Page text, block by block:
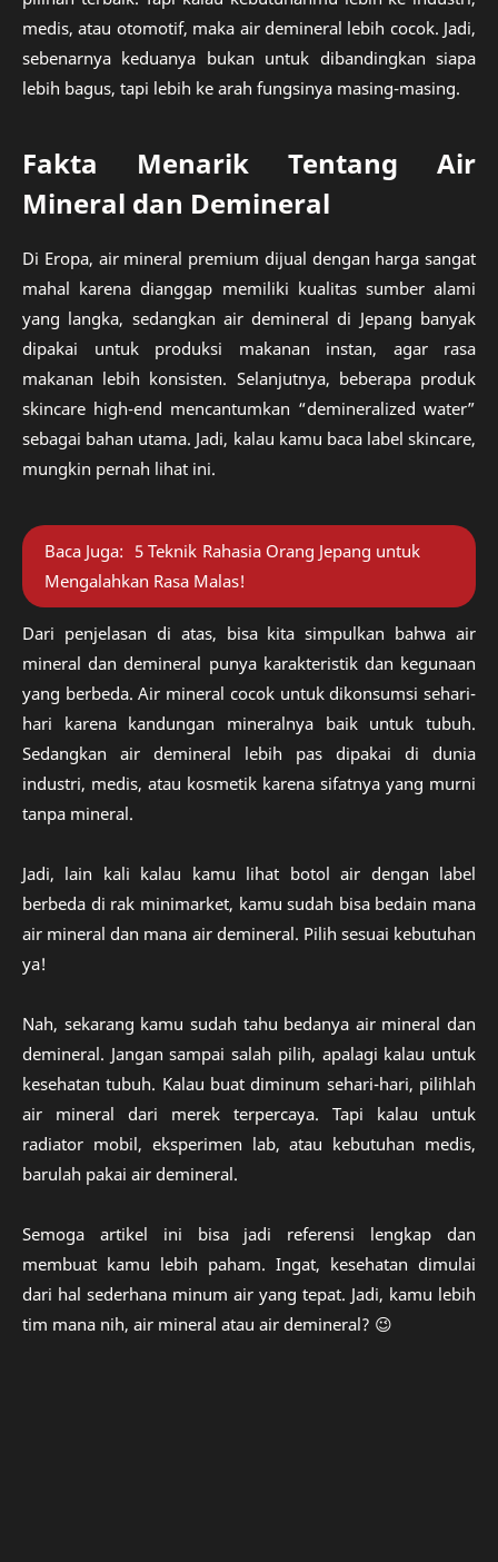
medis, atau otomotif, maka air demineral lebih cocok. Jadi,
sebenarnya keduanya bukan untuk dibandingkan siapa
lebih bagus, tapi lebih ke arah fungsinya masing-masing.
Fakta Menarik Tentang Air
Mineral dan Demineral
Di Eropa, air mineral premium dijual dengan harga sangat
mahal karena dianggap memiliki kualitas sumber alami
yang langka, sedangkan air demineral di Jepang banyak
dipakai untuk produksi makanan instan, agar rasa
makanan lebih konsisten. Selanjutnya, beberapa produk
skincare high-end mencantumkan “demineralized water”
sebagai bahan utama. Jadi, kalau kamu baca label skincare,
mungkin pernah lihat ini.
Baca Juga: 5 Teknik Rahasia Orang Jepang untuk
Mengalahkan Rasa Malas!
Dari penjelasan di atas, bisa kita simpulkan bahwa air
mineral dan demineral punya karakteristik dan kegunaan
yang berbeda. Air mineral cocok untuk dikonsumsi sehari-
hari karena kandungan mineralnya baik untuk tubuh.
Sedangkan air demineral lebih pas dipakai di dunia
industri, medis, atau kosmetik karena sifatnya yang murni
tanpa mineral.
Jadi, lain kali kalau kamu lihat botol air dengan label
berbeda di rak minimarket, kamu sudah bisa bedain mana
air mineral dan mana air demineral. Pilih sesuai kebutuhan
ya!
Nah, sekarang kamu sudah tahu bedanya air mineral dan
demineral. Jangan sampai salah pilih, apalagi kalau untuk
kesehatan tubuh. Kalau buat diminum sehari-hari, pilihlah
air mineral dari merek terpercaya. Tapi kalau untuk
radiator mobil, eksperimen lab, atau kebutuhan medis,
barulah pakai air demineral.
Semoga artikel ini bisa jadi referensi lengkap dan
membuat kamu lebih paham. Ingat, kesehatan dimulai
dari hal sederhana minum air yang tepat. Jadi, kamu lebih
tim mana nih, air mineral atau air demineral? 😉